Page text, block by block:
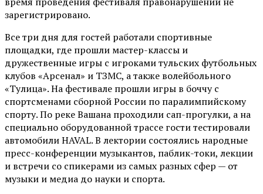
зарегистрировано.
Все три дня для гостей работали спортивные
площадки, где прошли мастер-классы и
дружественные игры с игроками тульских футбольных
клубов «Арсенал» и ТЗМС, а также волейбольного
«Тулица». На фестивале прошли игры в боччу с
спортсменами сборной России по паралимпийскому
спорту. По реке Вашана проходили сап-прогулки, а на
специально оборудованной трассе гости тестировали
автомобили HAVAL. В лектории состоялись народные
пресс-конференции музыкантов, паблик-токи, лекции
и встречи со спикерами из самых разных сфер — от
музыки и медиа до науки и спорта.